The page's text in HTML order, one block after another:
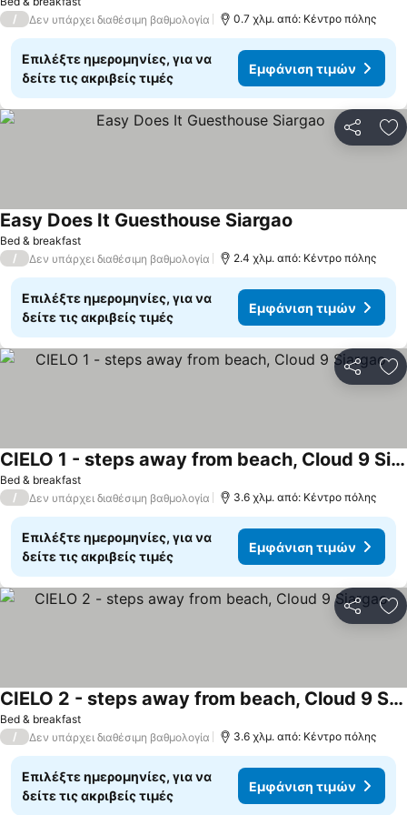
/ Δεν υπάρχει διαθέσιμη βαθμολογία 0.7 χλμ. από: Κέντρο πόλης
Επιλέξτε ημερομηνίες, για να
δείτε τις ακριβείς τιμές
Εμφάνιση τιμών
Bed & breakfast
Easy Does It Guesthouse Siargao
/ Δεν υπάρχει διαθέσιμη βαθμολογία 2.4 χλμ. από: Κέντρο πόλης
Επιλέξτε ημερομηνίες, για να
δείτε τις ακριβείς τιμές
Εμφάνιση τιμών
Bed & breakfast
CIELO 1 - steps away from beach, Cloud 9 Siargao
Εμφάνιση τιμών
/ Δεν υπάρχει διαθέσιμη βαθμολογία 3.6 χλμ. από: Κέντρο πόλης
Επιλέξτε ημερομηνίες, για να
δείτε τις ακριβείς τιμές
Εμφάνιση τιμών
Bed & breakfast
CIELO 2 - steps away from beach, Cloud 9 Siargao
Εμφάνιση τιμών
/ Δεν υπάρχει διαθέσιμη βαθμολογία 3.6 χλμ. από: Κέντρο πόλης
Επιλέξτε ημερομηνίες, για να
δείτε τις ακριβείς τιμές
Εμφάνιση τιμών